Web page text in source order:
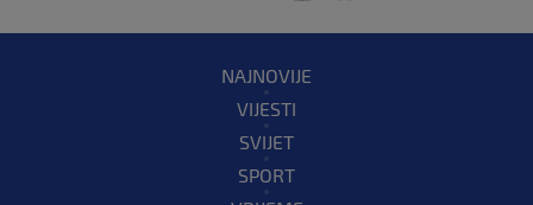
NAJNOVIJE
VIJESTI
SVIJET
SPORT